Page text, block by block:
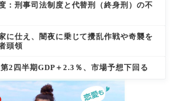
：刑事司法制度と代替刑（終身刑）の不
に仕え、闇夜に乗じて攪乱作戦や奇襲を
頭領
2四半期GDP＋2.3％、市場予想下回る